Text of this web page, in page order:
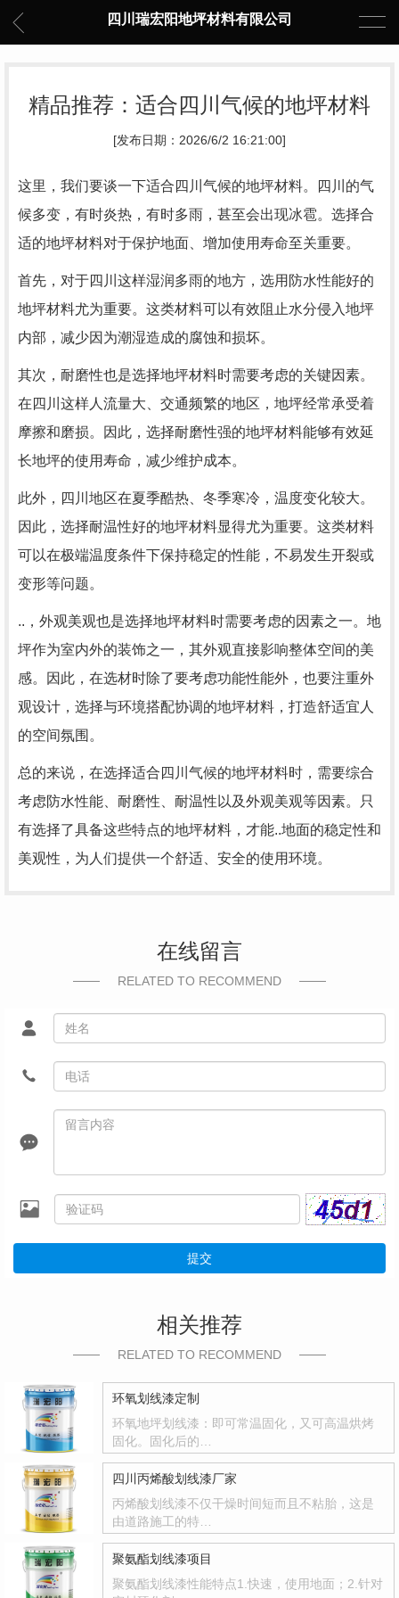
四川瑞宏阳地坪材料有限公司
精品推荐：适合四川气候的地坪材料
[发布日期：2026/6/2 16:21:00]
这里，我们要谈一下适合四川气候的地坪材料。四川的气
候多变，有时炎热，有时多雨，甚至会出现冰雹。选择合
适的地坪材料对于保护地面、增加使用寿命至关重要。
首先，对于四川这样湿润多雨的地方，选用防水性能好的
地坪材料尤为重要。这类材料可以有效阻止水分侵入地坪
内部，减少因为潮湿造成的腐蚀和损坏。
其次，耐磨性也是选择地坪材料时需要考虑的关键因素。
在四川这样人流量大、交通频繁的地区，地坪经常承受着
摩擦和磨损。因此，选择耐磨性强的地坪材料能够有效延
长地坪的使用寿命，减少维护成本。
此外，四川地区在夏季酷热、冬季寒冷，温度变化较大。
因此，选择耐温性好的地坪材料显得尤为重要。这类材料
可以在极端温度条件下保持稳定的性能，不易发生开裂或
变形等问题。
..，外观美观也是选择地坪材料时需要考虑的因素之一。地
坪作为室内外的装饰之一，其外观直接影响整体空间的美
感。因此，在选材时除了要考虑功能性能外，也要注重外
观设计，选择与环境搭配协调的地坪材料，打造舒适宜人
的空间氛围。
总的来说，在选择适合四川气候的地坪材料时，需要综合
考虑防水性能、耐磨性、耐温性以及外观美观等因素。只
有选择了具备这些特点的地坪材料，才能..地面的稳定性和
美观性，为人们提供一个舒适、安全的使用环境。
在线留言
RELATED TO RECOMMEND
提交
相关推荐
RELATED TO RECOMMEND
环氧划线漆定制
环氧地坪划线漆：即可常温固化，又可高温烘烤
固化。固化后的…
四川丙烯酸划线漆厂家
丙烯酸划线漆不仅干燥时间短而且不粘胎，这是
由道路施工的特…
聚氨酯划线漆项目
聚氨酯划线漆性能特点1.快速，使用地面；2.针对